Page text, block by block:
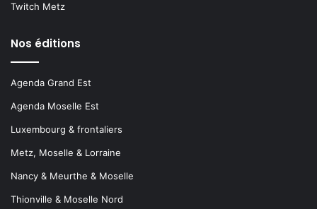
Twitch Metz
Nos éditions
Agenda Grand Est
Agenda Moselle Est
Luxembourg & frontaliers
Metz, Moselle & Lorraine
Nancy & Meurthe & Moselle
Thionville & Moselle Nord